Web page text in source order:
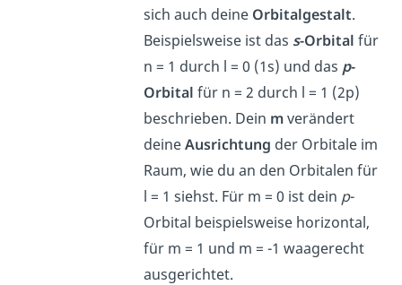
sich auch deine Orbitalgestalt.
Beispielsweise ist das s-Orbital für
n = 1 durch l = 0 (1s) und das p-
Orbital für n = 2 durch l = 1 (2p)
beschrieben. Dein mverändert
deineAusrichtung der Orbitale im
Raum, wie du an den Orbitalen für
l = 1 siehst. Für m = 0 ist dein p-
Orbital beispielsweise horizontal,
für m = 1 und m = -1 waagerecht
ausgerichtet.